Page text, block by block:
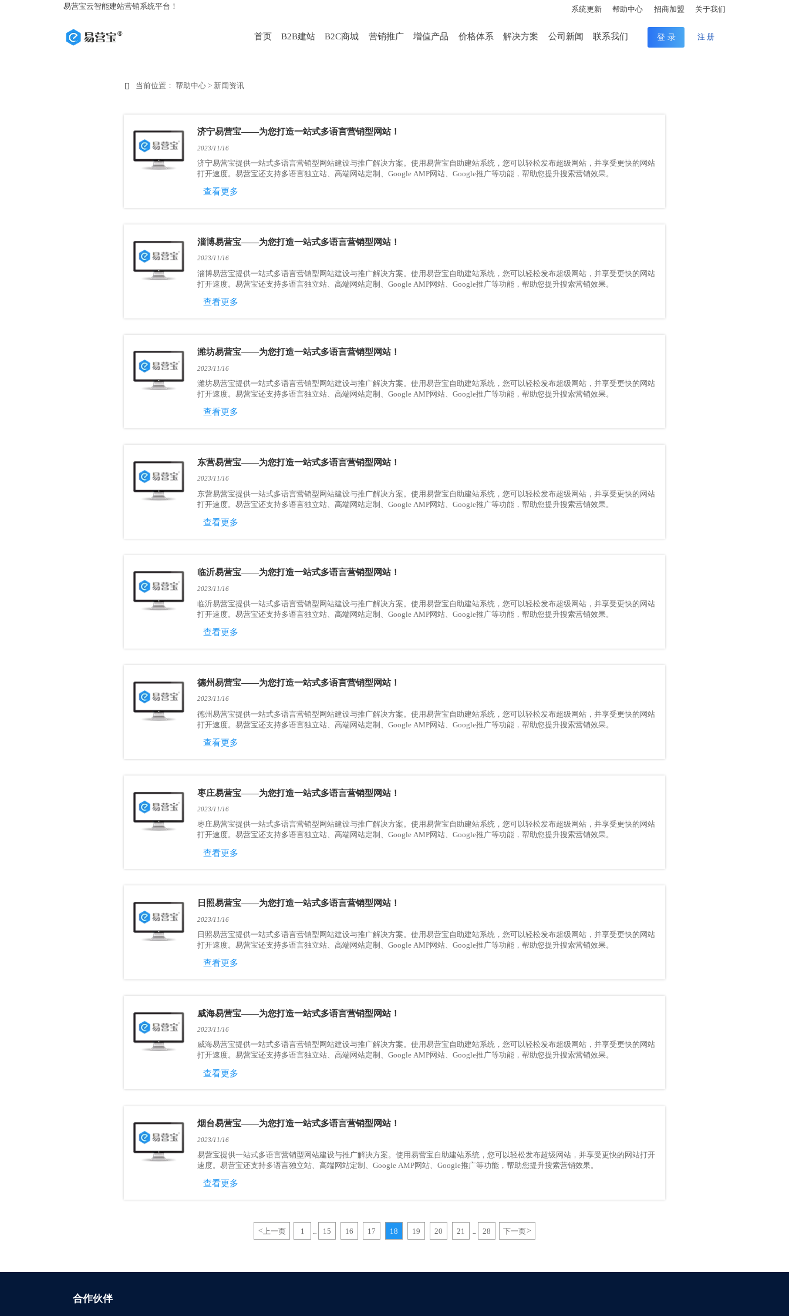
易营宝云智能建站营销系统平台！ 系统更新 帮助中心 招商加盟 关于我们
首页 B2B建站 B2C商城 营销推广 增值产品 价格体系 解决方案 公司新闻 联系我们 登 录 注 册
 当前位置： 帮助中心> 新闻资讯
济宁易营宝——为您打造一站式多语言营销型网站！
2023/11/16
济宁易营宝提供一站式多语言营销型网站建设与推广解决方案。使用易营宝自助建站系统，您可以轻松发布超级网站，并享受更快的网站
打开速度。易营宝还支持多语言独立站、高端网站定制、Google AMP网站、Google推广等功能，帮助您提升搜索营销效果。
查看更多
淄博易营宝——为您打造一站式多语言营销型网站！
2023/11/16
淄博易营宝提供一站式多语言营销型网站建设与推广解决方案。使用易营宝自助建站系统，您可以轻松发布超级网站，并享受更快的网站
打开速度。易营宝还支持多语言独立站、高端网站定制、Google AMP网站、Google推广等功能，帮助您提升搜索营销效果。
查看更多
潍坊易营宝——为您打造一站式多语言营销型网站！
2023/11/16
潍坊易营宝提供一站式多语言营销型网站建设与推广解决方案。使用易营宝自助建站系统，您可以轻松发布超级网站，并享受更快的网站
打开速度。易营宝还支持多语言独立站、高端网站定制、Google AMP网站、Google推广等功能，帮助您提升搜索营销效果。
查看更多
东营易营宝——为您打造一站式多语言营销型网站！
2023/11/16
东营易营宝提供一站式多语言营销型网站建设与推广解决方案。使用易营宝自助建站系统，您可以轻松发布超级网站，并享受更快的网站
打开速度。易营宝还支持多语言独立站、高端网站定制、Google AMP网站、Google推广等功能，帮助您提升搜索营销效果。
查看更多
临沂易营宝——为您打造一站式多语言营销型网站！
2023/11/16
临沂易营宝提供一站式多语言营销型网站建设与推广解决方案。使用易营宝自助建站系统，您可以轻松发布超级网站，并享受更快的网站
打开速度。易营宝还支持多语言独立站、高端网站定制、Google AMP网站、Google推广等功能，帮助您提升搜索营销效果。
查看更多
德州易营宝——为您打造一站式多语言营销型网站！
2023/11/16
德州易营宝提供一站式多语言营销型网站建设与推广解决方案。使用易营宝自助建站系统，您可以轻松发布超级网站，并享受更快的网站
打开速度。易营宝还支持多语言独立站、高端网站定制、Google AMP网站、Google推广等功能，帮助您提升搜索营销效果。
查看更多
枣庄易营宝——为您打造一站式多语言营销型网站！
2023/11/16
枣庄易营宝提供一站式多语言营销型网站建设与推广解决方案。使用易营宝自助建站系统，您可以轻松发布超级网站，并享受更快的网站
打开速度。易营宝还支持多语言独立站、高端网站定制、Google AMP网站、Google推广等功能，帮助您提升搜索营销效果。
查看更多
日照易营宝——为您打造一站式多语言营销型网站！
2023/11/16
日照易营宝提供一站式多语言营销型网站建设与推广解决方案。使用易营宝自助建站系统，您可以轻松发布超级网站，并享受更快的网站
打开速度。易营宝还支持多语言独立站、高端网站定制、Google AMP网站、Google推广等功能，帮助您提升搜索营销效果。
查看更多
威海易营宝——为您打造一站式多语言营销型网站！
2023/11/16
威海易营宝提供一站式多语言营销型网站建设与推广解决方案。使用易营宝自助建站系统，您可以轻松发布超级网站，并享受更快的网站
打开速度。易营宝还支持多语言独立站、高端网站定制、Google AMP网站、Google推广等功能，帮助您提升搜索营销效果。
查看更多
烟台易营宝——为您打造一站式多语言营销型网站！
2023/11/16
易营宝提供一站式多语言营销型网站建设与推广解决方案。使用易营宝自助建站系统，您可以轻松发布超级网站，并享受更快的网站打开
速度。易营宝还支持多语言独立站、高端网站定制、Google AMP网站、Google推广等功能，帮助您提升搜索营销效果。
查看更多
< 上一页 1 15 16 17 18 19 20 21 28 下一页>
合作伙伴